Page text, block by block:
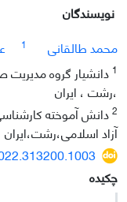
نویسندگان
محمد طالقانی
1
1 دانشیار گروه
،رشت ، ایران
2دانش آموخته
آزاد اسلامی،رشت،ایران
چکیده